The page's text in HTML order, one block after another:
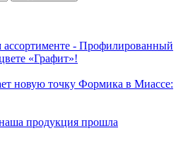
- Профилированный
«Графит»!
новую точку Формика в Миассе:
продукция прошла